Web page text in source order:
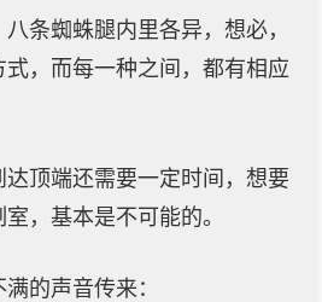
条蜘蛛腿内里各异，想必，
，而每一种之间，都有相应
达顶端还需要一定时间，想要
，基本是不可能的。
的声音传来：